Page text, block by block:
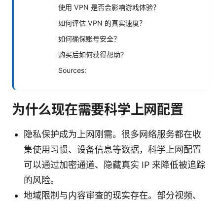
使用 VPN 是否会影响游戏体验？
如何评估 VPN 的真实速度？
如何确保账号安全？
购买后如何获得帮助？
Sources:
为什么现在需要科学上网配置
隐私保护成为上网刚需。很多网络服务都在收
集使用习惯、设备信息等数据，科学上网配置
可以通过加密通道、隐藏真实 IP 来降低被追踪
的风险。
地域限制与内容审查的现实存在。部分视频、